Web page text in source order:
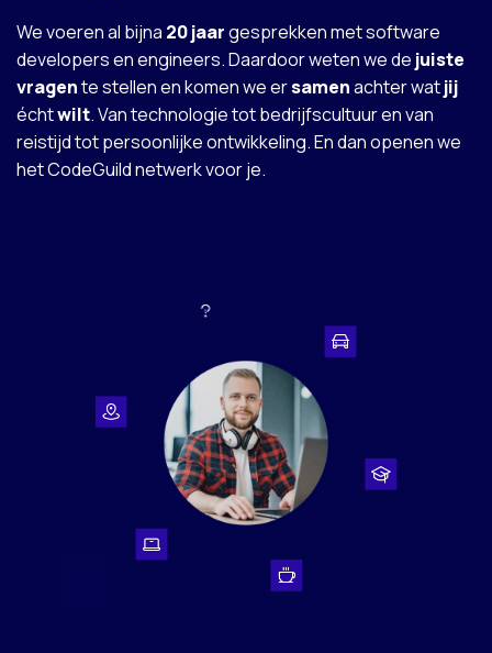
We voeren al bijna 20 jaargesprekken met software
developers en engineers. Daardoor weten we de juiste
vragente stellen en komen we ersamenachter watjij
échtwilt. Van technologie tot bedrijfscultuur en van
reistijd tot persoonlijke ontwikkeling. En dan openen we
het CodeGuild netwerk voor je.